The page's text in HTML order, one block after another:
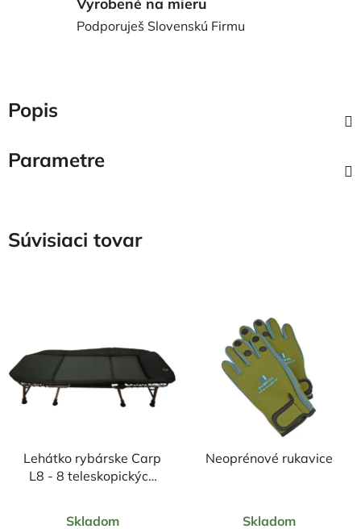
Podporuješ Slovenskú Firmu
Popis
Parametre
Súvisiaci tovar
Lehátko rybárske Carp
L8 - 8 teleskopických
Skladom
Neoprénové rukavice
Skladom